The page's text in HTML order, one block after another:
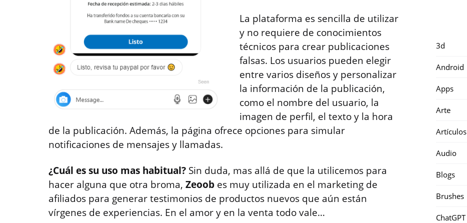
La plataforma es sencilla de utilizar
y no requiere de conocimientos
técnicos para crear publicaciones
falsas. Los usuarios pueden elegir
entre varios diseños y personalizar
la información de la publicación,
como el nombre del usuario, la
imagen de perfil, el texto y la hora
de la publicación. Además, la página ofrece opciones para simular
notificaciones de mensajes y llamadas.
¿Cuál es su uso mas habitual? Sin duda, mas allá de que la utilicemos para
hacer alguna que otra broma, Zeoob es muy utilizada en el marketing de
afiliados para generar testimonios de productos nuevos que aún están
vírgenes de experiencias. En el amor y en la venta todo vale…
3d
Android
Apps
Arte
Artículos
Audio
Blogs
Brushes
ChatGPT